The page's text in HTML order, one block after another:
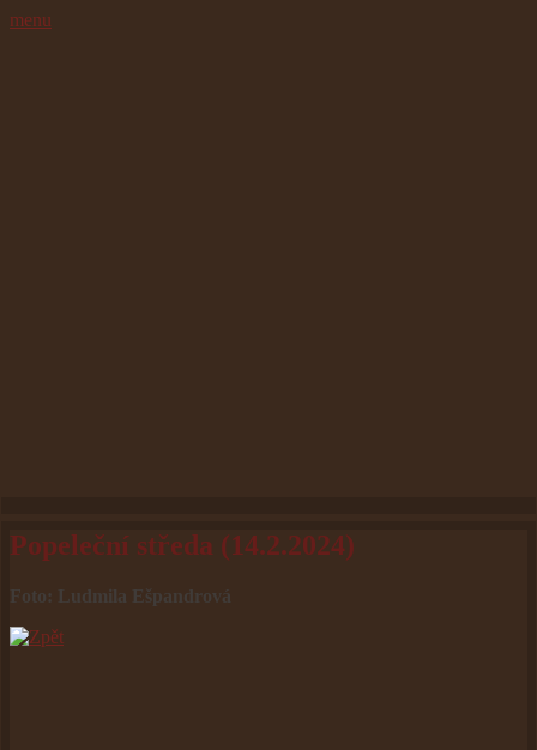
Popeleční středa (14.2.2024)
Foto: Ludmila Ešpandrová